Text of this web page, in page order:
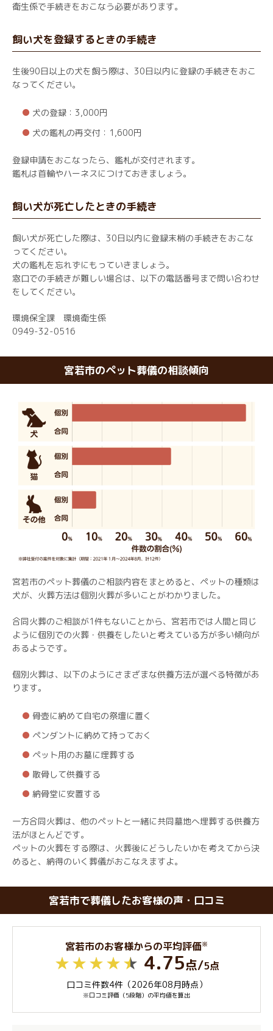
衛生係で手続きをおこなう必要があります。
飼い犬を登録するときの手続き
生後90日以上の犬を飼う際は、30日以内に登録の手続きをおこ
なってください。
犬の登録：3,000円
犬の鑑札の再交付：1,600円
登録申請をおこなったら、鑑札が交付されます。
鑑札は首輪やハーネスにつけておきましょう。
飼い犬が死亡したときの手続き
飼い犬が死亡した際は、30日以内に登録末梢の手続きをおこな
ってください。
犬の鑑札を忘れずにもっていきましょう。
窓口での手続きが難しい場合は、以下の電話番号まで問い合わせ
をしてください。
環境保全課 環境衛生係
0949-32-0516
宮若市のペット葬儀の相談傾向
宮若市のペット葬儀のご相談内容をまとめると、ペットの種類は
犬が、火葬方法は個別火葬が多いことがわかりました。
合同火葬のご相談が1件もないことから、宮若市では人間と同じ
ように個別での火葬・供養をしたいと考えている方が多い傾向が
あるようです。
個別火葬は、以下のようにさまざまな供養方法が選べる特徴があ
ります。
骨壺に納めて自宅の祭壇に置く
ペンダントに納めて持っておく
ペット用のお墓に埋葬する
散骨して供養する
納骨堂に安置する
一方合同火葬は、他のペットと一緒に共同墓地へ埋葬する供養方
法がほとんどです。
ペットの火葬をする際は、火葬後にどうしたいかを考えてから決
めると、納得のいく葬儀がおこなえますよ。
宮若市で葬儀したお客様の声・口コミ
宮若市のお客様からの平均評価※
4.75点/5点
口コミ件数4件（2026年08月時点）
※口コミ評価（5段階）の平均値を算出